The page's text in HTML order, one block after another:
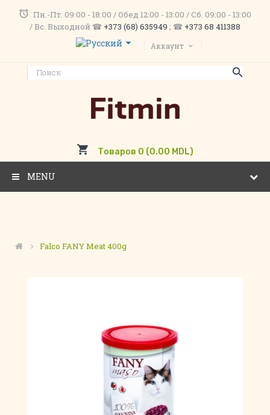
Пн.-Пт. 09:00 - 18:00 / Обед 12:00 - 13:00 / Сб. 09:00 - 13:00
/ Вс. Выходной ☎ +373 (68) 635949 ; ☎ +373 68 411388
Аккаунт
Товаров 0 (0.00 MDL)
MENU
Falco FANY Meat 400g